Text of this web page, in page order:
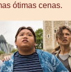
ótimas cenas.